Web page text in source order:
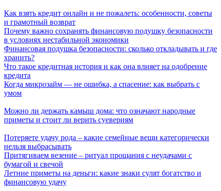
Как взять кредит онлайн и не пожалеть: особенности, советы
и грамотный возврат
Почему важно сохранять финансовую подушку безопасности
в условиях нестабильной экономики
Финансовая подушка безопасности: сколько откладывать и где
хранить?
Что такое кредитная история и как она влияет на одобрение
кредита
Когда микрозайм — не ошибка, а спасение: как выбрать с
умом
Можно ли держать камыш дома: что означают народные
приметы и стоит ли верить суевериям
Потеряете удачу рода – какие семейные вещи категорически
нельзя выбрасывать
Притягиваем везение – ритуал прощания с неудачами с
бумагой и свечой
Летние приметы на деньги: какие знаки сулят богатство и
финансовую удачу